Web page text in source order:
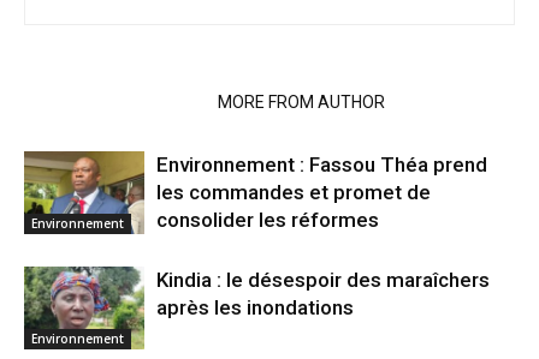
MORE FROM AUTHOR
Environnement
Environnement : Fassou Théa prend
les commandes et promet de
consolider les réformes
Environnement
Kindia : le désespoir des maraîchers
après les inondations